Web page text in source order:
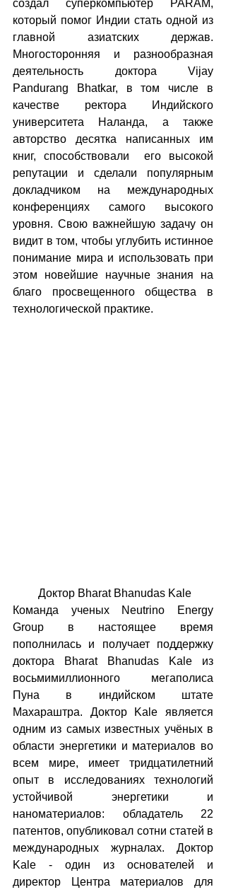
создал суперкомпьютер PARAM,
который помог Индии стать одной из
главной азиатских держав.
Многосторонняя и разнообразная
деятельность доктора Vijay
Pandurang Bhatkar, в том числе в
качестве ректора Индийского
университета Наланда, а также
авторство десятка написанных им
книг, способствовали  его высокой
репутации и сделали популярным
докладчиком на международных
конференциях самого высокого
уровня. Свою важнейшую задачу он
видит в том, чтобы углубить истинное
понимание мира и использовать при
этом новейшие научные знания на
благо просвещенного общества в
технологической практике.
Доктор Bharat Bhanudas Kale
Команда ученых Neutrino Energy
Group в настоящее время
пополнилась и получает поддержку
доктора Bharat Bhanudas Kale из
восьмимиллионного мегаполиса
Пуна в индийском штате
Махараштра. Доктор Kale является
одним из самых известных учёных в
области энергетики и материалов во
всем мире, имеет тридцатилетний
опыт в исследованиях технологий
устойчивой энергетики и
наноматериалов: обладатель 22
патентов, опубликовал сотни статей в
международных журналах. Доктор
Kale - один из основателей и
директор Центра материалов для